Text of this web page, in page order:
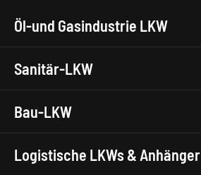
Öl-und Gasindustrie LKW
Sanitär-LKW
Bau-LKW
Logistische LKWs & Anhänger